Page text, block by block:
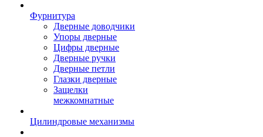
Фурнитура
Дверные доводчики
Упоры дверные
Цифры дверные
Дверные ручки
Дверные петли
Глазки дверные
Защелки
межкомнатные
Цилиндровые механизмы